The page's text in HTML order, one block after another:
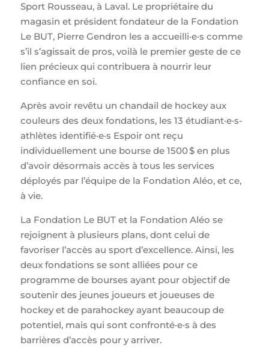
Sport Rousseau, à Laval. Le propriétaire du
magasin et président fondateur de la Fondation
Le BUT, Pierre Gendron les a accueilli·e·s comme
s’il s’agissait de pros, voilà le premier geste de ce
lien précieux qui contribuera à nourrir leur
confiance en soi.
Après avoir revêtu un chandail de hockey aux
couleurs des deux fondations, les 13 étudiant·e·s-
athlètes identifié·e·s Espoir ont reçu
individuellement une bourse de 1500 $ en plus
d’avoir désormais accès à tous les services
déployés par l’équipe de la Fondation Aléo, et ce,
à vie.
La Fondation Le BUT et la Fondation Aléo se
rejoignent à plusieurs plans, dont celui de
favoriser l’accès au sport d’excellence. Ainsi, les
deux fondations se sont alliées pour ce
programme de bourses ayant pour objectif de
soutenir des jeunes joueurs et joueuses de
hockey et de parahockey ayant beaucoup de
potentiel, mais qui sont confronté·e·s à des
barrières d’accès pour y arriver.